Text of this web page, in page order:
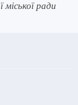
міської ради